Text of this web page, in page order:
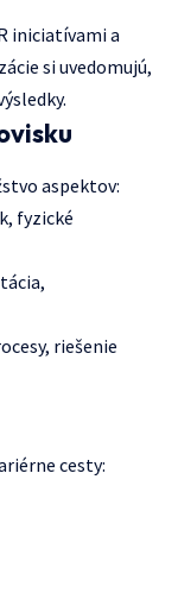
iniciatívami a
si uvedomujú,
aspektov:
fyzické
riešenie
cesty: